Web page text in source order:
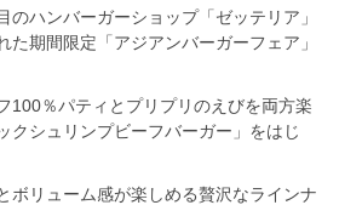
のハンバーガーショップ「ゼッテリア」
た期間限定「アジアンバーガーフェア」
100％パティとプリプリのえびを両方楽
クシュリンプビーフバーガー」をはじ
ボリューム感が楽しめる贅沢なラインナ